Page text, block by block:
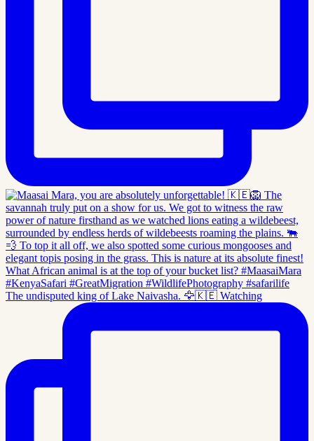
The undisputed king of Lake Naivasha. 🦅🇰🇪 Watching